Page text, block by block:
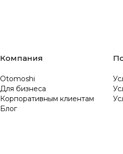
Компания
Otomoshi
Для бизнеса
Корпоративным клиентам
Блог